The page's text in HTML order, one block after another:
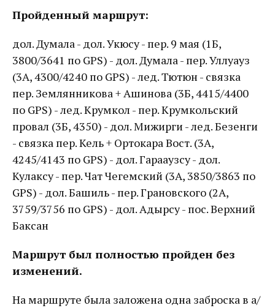
Пройденный маршрут:
дол. Думала - дол. Укюсу - пер. 9 мая (1Б,
3800/3641 по GPS) - дол. Думала - пер. Уллуауз
(3А, 4300/4240 по GPS) - лед. Тютюн - связка
пер. Землянникова + Ашинова (3Б, 4415/4400
по GPS) - лед. Крумкол - пер. Крумкольский
провал (3Б, 4350) - дол. Мижирги - лед. Безенги
- связка пер. Кель + Ортокара Вост. (3А,
4245/4143 по GPS) - дол. Гарааузсу - дол.
Кулаксу - пер. Чат Чегемский (3А, 3850/3863 по
GPS) - дол. Башиль - пер. Грановского (2А,
3759/3756 по GPS) - дол. Адырсу - пос. Верхний
Баксан
Маршрут был полностью пройден без
изменений.
На маршруте была заложена одна заброска в а/